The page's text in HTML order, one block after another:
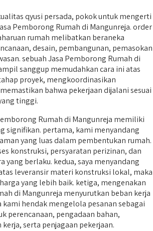
qyusi persada, pokok untuk mengerti
Pemborong Rumah di Mangunreja. order
rumah melibatkan beraneka
desain, pembangunan, pemasokan
sebuah Jasa Pemborong Rumah di
sanggup memudahkan cara ini atas
proyek, mengkoordinasikan
bahwa pekerjaan dijalani sesuai
tinggi.
Rumah di Mangunreja memiliki
signifikan. pertama, kami menyandang
yang luas dalam pembentukan rumah.
konstruksi, persyaratan perizinan, dan
yang berlaku. kedua, saya menyandang
leveransir materi konstruksi lokal, maka
yang lebih baik. ketiga, mengenakan
di Mangunreja menyurutkan beban kerja
hendak mengelola pesanan sebagai
perencanaan, pengadaan bahan,
serta penjagaan pekerjaan.